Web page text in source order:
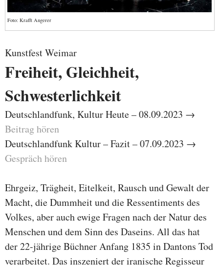
Foto: Krafft Angerer
Kunstfest Weimar
Freiheit, Gleichheit,
Schwesterlichkeit
Deutschlandfunk, Kultur Heute – 08.09.2023 →
Beitrag hören
Deutschlandfunk Kultur – Fazit – 07.09.2023 →
Gespräch hören
Ehrgeiz, Trägheit, Eitelkeit, Rausch und Gewalt der
Macht, die Dummheit und die Ressentiments des
Volkes, aber auch ewige Fragen nach der Natur des
Menschen und dem Sinn des Daseins. All das hat
der 22-jährige Büchner Anfang 1835 in Dantons Tod
verarbeitet. Das inszeniert der iranische Regisseur